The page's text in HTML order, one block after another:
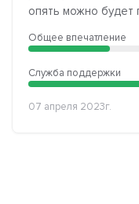
опять можно будет
Общее впечатление
Служба поддержки
07 апреля 2023г.